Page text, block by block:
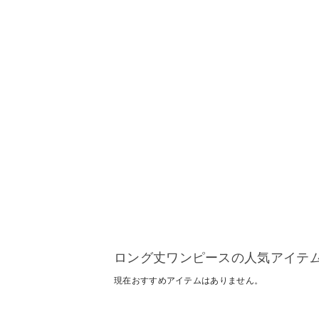
ロング丈ワンピースの人気アイテ
現在おすすめアイテムはありません。